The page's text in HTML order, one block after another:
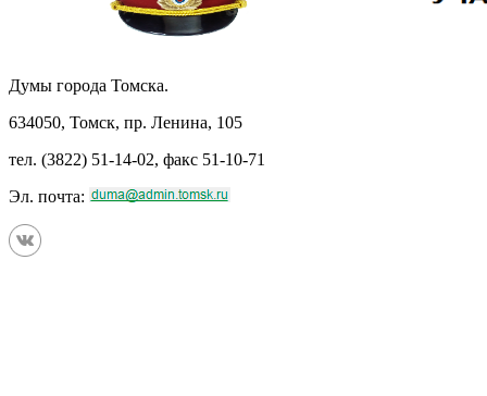
Думы города Томска.
634050, Томск, пр. Ленина, 105
тел. (3822) 51-14-02, факс 51-10-71
Эл. почта: